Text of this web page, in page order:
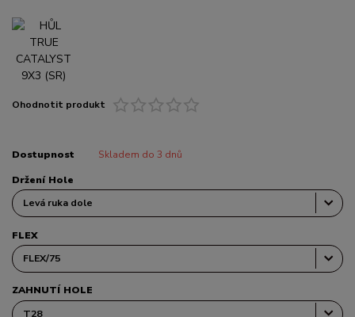
Ohodnotit produkt
Dostupnost Skladem do 3 dnů
Držení Hole
FLEX
ZAHNUTÍ HOLE